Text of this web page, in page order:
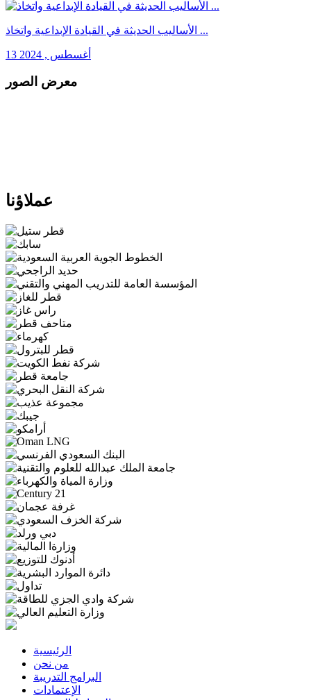
الأساليب الحديثة في القيادة الإبداعية واتخاذ ...
13 أغسطس , 2024
معرض الصور
عملاؤنا
الرئيسية
من نحن
البرامج التدريبة
الإعتمادات